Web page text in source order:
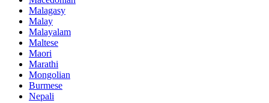
Malagasy
Malay
Malayalam
Maltese
Maori
Marathi
Mongolian
Burmese
Nepali